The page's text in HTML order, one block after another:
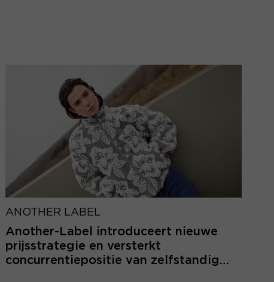
ANOTHER LABEL
Another-Label introduceert nieuwe
prijsstrategie en versterkt
concurrentiepositie van zelfstandige